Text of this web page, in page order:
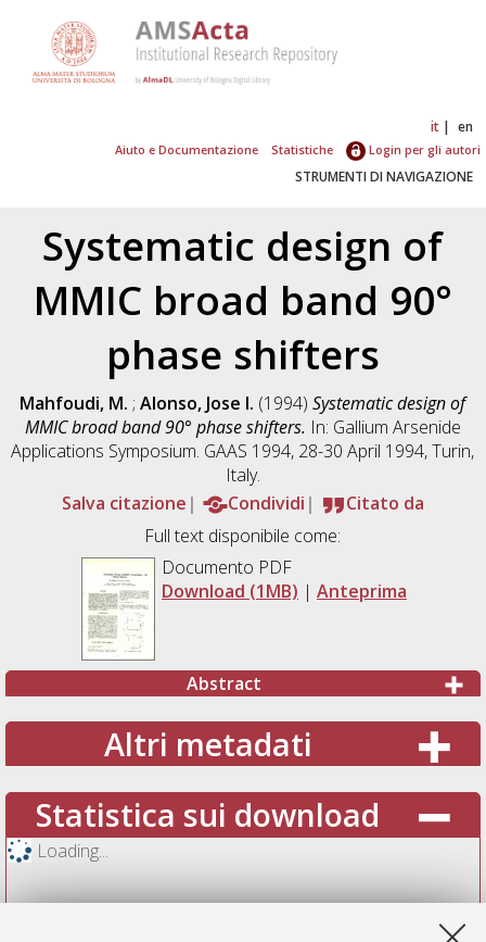
it en
Aiuto e Documentazione Statistiche Login per gli autori
STRUMENTI DI NAVIGAZIONE
Systematic design of
MMIC broad band 90°
phase shifters
Mahfoudi, M. ;Alonso, Jose I. (1994)Systematic design of
MMIC broad band 90° phase shifters. In: Gallium Arsenide
Applications Symposium. GAAS 1994, 28-30 April 1994, Turin,
Italy.
Salva citazione
Condividi
Citato da
Full text disponibile come:
Documento PDF
Download (1MB) | Anteprima
Abstract
Altri metadati
Statistica sui download
Loading...